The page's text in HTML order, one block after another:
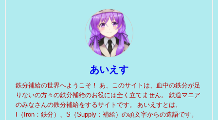
あいえす
鉄分補給の世界へようこそ！ あ、このサイトは、血中の鉄分が足
りないの方々の鉄分補給のお役には全く立てません。 鉄道マニア
のみなさんの鉄分補給をするサイトです。 あいえすとは、
I（Iron：鉄分）、S（Supply：補給）の頭文字からの造語です。